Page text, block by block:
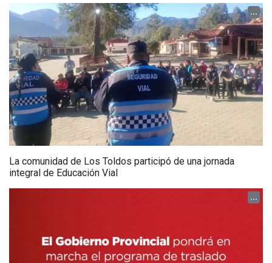
...
La comunidad de Los Toldos participó de una jornada
integral de Educación Vial
...